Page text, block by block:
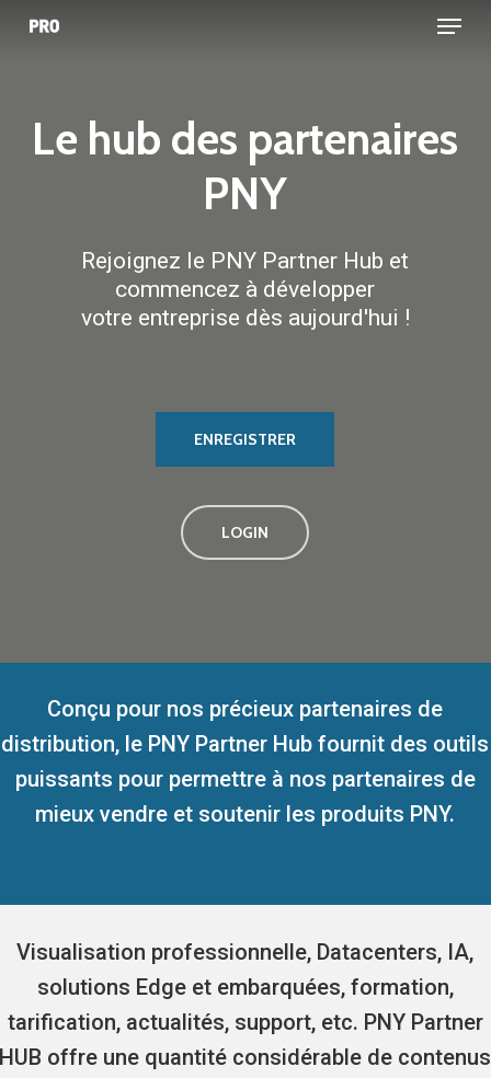
Skip
content
Menu
Le hub des partenaires
PNY
Rejoignez le PNY Partner Hub et
commencez à développer
votre entreprise dès aujourd'hui !
ENREGISTRER
LOGIN
Conçu pour nos précieux partenaires de
distribution, le PNY Partner Hub fournit des outils
puissants pour permettre à nos partenaires de
mieux vendre et soutenir les produits PNY.
Visualisation professionnelle, Datacenters, IA,
solutions Edge et embarquées, formation,
tarification, actualités, support, etc. PNY Partner
HUB offre une quantité considérable de contenus